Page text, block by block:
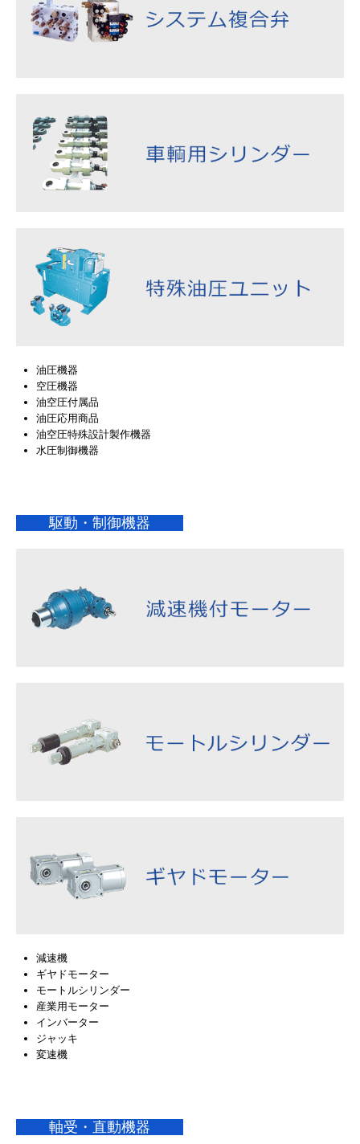
油圧機器
空圧機器
油空圧付属品
油圧応用商品
油空圧特殊設計製作機器
水圧制御機器
駆動・制御機器
減速機
ギヤドモーター
モートルシリンダー
産業用モーター
インバーター
ジャッキ
変速機
軸受・直動機器